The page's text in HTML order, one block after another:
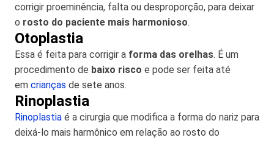
corrigir proeminência, falta ou desproporção, para deixar
o rosto do paciente mais harmonioso.
Otoplastia
Essa é feita para corrigir a forma das orelhas. É um
procedimento de baixo risco e pode ser feita até
em crianças de sete anos.
Rinoplastia
Rinoplastia é a cirurgia que modifica a forma do nariz para
deixá-lo mais harmônico em relação ao rosto do